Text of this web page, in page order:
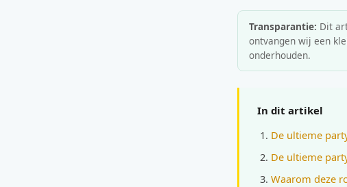
Transparantie: Dit
ontvangen wij een
onderhouden.
In dit artikel
De ultieme
De ultieme
Waarom deze